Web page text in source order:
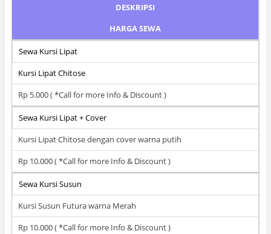
DESKRIPSI
HARGA SEWA
Sewa Kursi Lipat
Kursi Lipat Chitose
Rp 5.000 ( *Call for more Info & Discount )
Sewa Kursi Lipat + Cover
Kursi Lipat Chitose dengan cover warna putih
Rp 10.000 ( *Call for more Info & Discount )
Sewa Kursi Susun
Kursi Susun Futura warna Merah
Rp 10.000 ( *Call for more Info & Discount )